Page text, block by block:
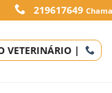
219617649
VETERINÁRIO |